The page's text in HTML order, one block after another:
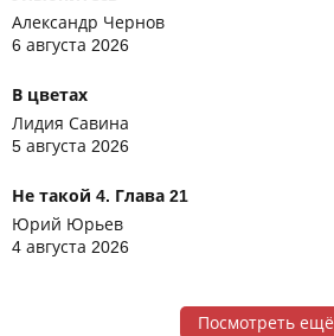
Александр Чернов
6 августа 2026
В цветах
Лидия Савина
5 августа 2026
Не такой 4. Глава 21
Юрий Юрьев
4 августа 2026
Посмотреть ещё